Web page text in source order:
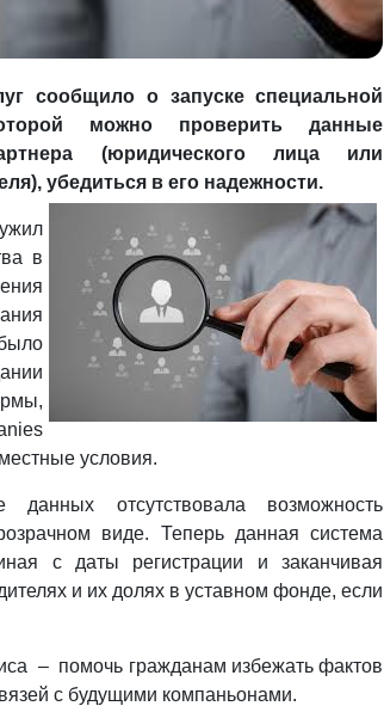
сообщило о запуске специальной
можно проверить данные
(юридического лица или
убедиться в его надежности.
в
условия.
отсутствовала возможность
виде. Теперь данная система
с даты регистрации и заканчивая
и их долях в уставном фонде, если
– помочь гражданам избежать фактов
с будущими компаньонами.